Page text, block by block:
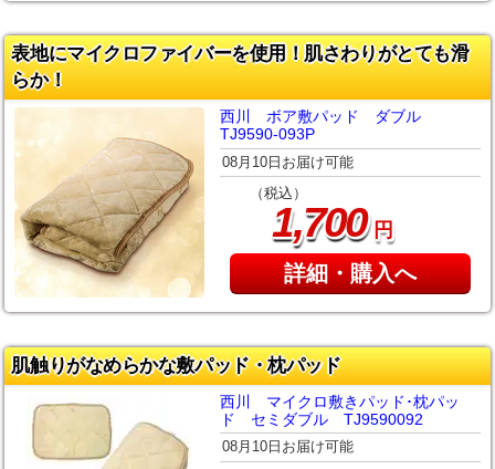
表地にマイクロファイバーを使用！肌さわりがとても滑
らか！
西川 ボア敷パッド ダブル
TJ9590-093P
08月10日お届け可能
（税込）
1,700円
詳細・購入へ
肌触りがなめらかな敷パッド・枕パッド
西川 マイクロ敷きパッド･枕パッ
ド セミダブル TJ9590092
08月10日お届け可能